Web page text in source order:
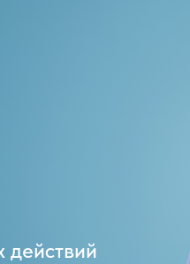
действий